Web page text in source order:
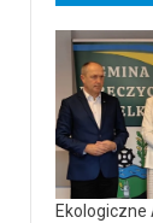
Ekologiczne